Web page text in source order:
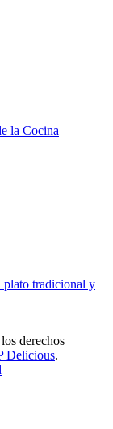
la Cocina
plato tradicional y
derechos
Delicious.